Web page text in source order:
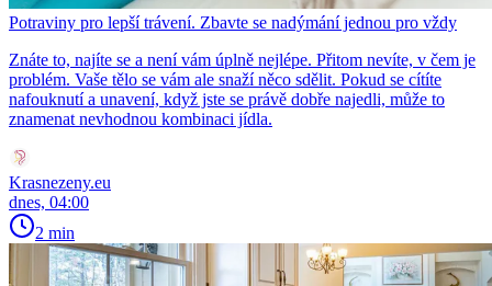
Potraviny pro lepší trávení. Zbavte se nadýmání jednou pro vždy
Znáte to, najíte se a není vám úplně nejlépe. Přitom nevíte, v čem je
problém. Vaše tělo se vám ale snaží něco sdělit. Pokud se cítíte
nafouknutí a unavení, když jste se právě dobře najedli, může to
znamenat nevhodnou kombinaci jídla.
Krasnezeny.eu
dnes, 04:00
2 min